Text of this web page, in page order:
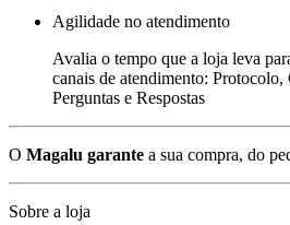
Agilidade no atendimento
Avalia o tempo que a loja leva
canais de atendimento:
Perguntas e Respostas
O Magalu garante a sua compra, do
Sobre a loja